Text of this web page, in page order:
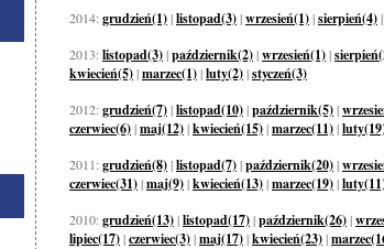
2014:grudzień(1)|listopad(3)|wrzesień(1)|sierpień(4)|
2013:listopad(3)|październik(2)|wrzesień(1)|
kwiecień(5)|marzec(1)|luty(2)|styczeń(3)
2012:grudzień(7)|listopad(10)|październik(5)|
czerwiec(6)|maj(12)|kwiecień(15)|marzec(11)|
2011:grudzień(8)|listopad(7)|październik(20)|
czerwiec(31)|maj(9)|kwiecień(13)|marzec(19)|
2010:grudzień(13)|listopad(17)|październik(26)|
lipiec(17)|czerwiec(3)|maj(17)|kwiecień(23)|